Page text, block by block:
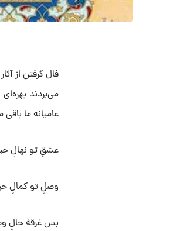
فال گرفتن از
می‌بردند
عامیانه ما
عشقِ تو نهالِ
وصلِ تو کمالِ
بس غرقهٔ حالِ